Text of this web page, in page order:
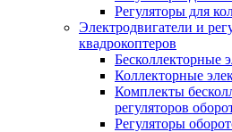
Регуляторы для
Электродвигатели и
квадрокоптеров
Бесколлекторные
Коллекторные
Комплекты
регуляторов
Регуляторы